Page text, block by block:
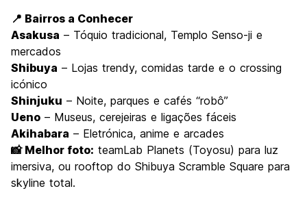
📍 Bairros a Conhecer
Asakusa – Tóquio tradicional, Templo Senso-ji e
mercados
Shibuya – Lojas trendy, comidas tarde e o crossing
icónico
Shinjuku – Noite, parques e cafés “robô”
Ueno – Museus, cerejeiras e ligações fáceis
Akihabara – Eletrónica, anime e arcades
📸 Melhor foto: teamLab Planets (Toyosu) para luz
imersiva, ou rooftop do Shibuya Scramble Square para
skyline total.